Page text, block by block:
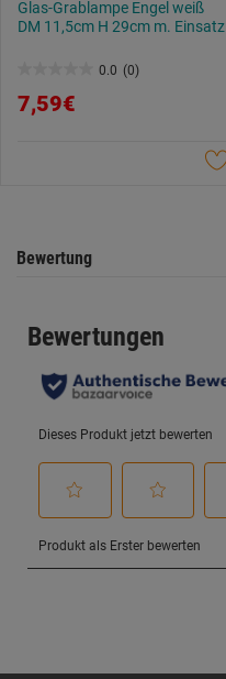
Glas-Grablampe Engel weiß
DM 11,5cm H 29cm m. Einsatz
0.0 (0)
von
7,59€
Bewertung